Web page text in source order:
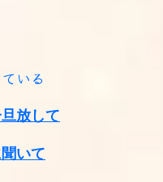
いる
放して
いて